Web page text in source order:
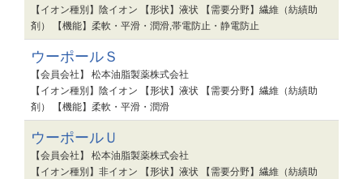
【イオン種別】陰イオン 【形状】液状 【需要分野】繊維（紡績助
剤） 【機能】柔軟・平滑・潤滑,帯電防止・静電防止
ウーポールＳ
【会員会社】 松本油脂製薬株式会社
【イオン種別】陰イオン 【形状】液状 【需要分野】繊維（紡績助
剤） 【機能】柔軟・平滑・潤滑
ウーポールＵ
【会員会社】 松本油脂製薬株式会社
【イオン種別】非イオン 【形状】液状 【需要分野】繊維（紡績助